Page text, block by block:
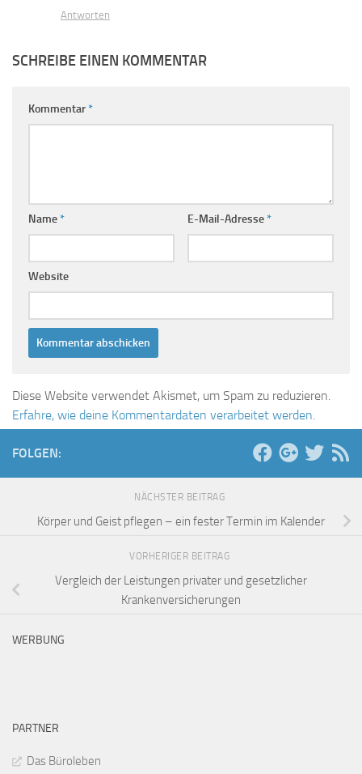
Antworten
SCHREIBE EINEN KOMMENTAR
Kommentar*
Name* E-Mail-Adresse*
Website
Diese Website verwendet Akismet, um Spam zu reduzieren.
Erfahre, wie deine Kommentardaten verarbeitet werden.
FOLGEN:
NÄCHSTER BEITRAG
Körper und Geist pflegen – ein fester Termin im Kalender
VORHERIGER BEITRAG
Vergleich der Leistungen privater und gesetzlicher
Krankenversicherungen
WERBUNG
PARTNER
Das Büroleben